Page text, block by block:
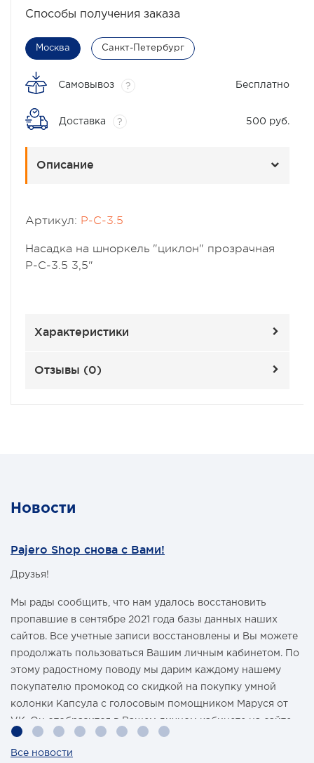
Способы получения заказа
Москва Санкт-Петербург
Самовывоз ? Бесплатно
Доставка ? 500 руб.
Описание
Артикул: P-C-3.5
Насадка на шноркель "циклон" прозрачная
P-C-3.5 3,5"
Характеристики
Отзывы (0)
Новости
Pajero Shop снова с Вами!
Друзья!
Мы рады сообщить, что нам удалось восстановить
пропавшие в сентябре 2021 года базы данных наших
сайтов. Все учетные записи восстановлены и Вы можете
продолжать пользоваться Вашим личным кабинетом. По
этому радостному поводу мы дарим каждому нашему
покупателю промокод со скидкой на покупку умной
колонки Капсула с голосовым помощником Маруся от
VK. Он отобразится в Вашем личном кабинете на сайте
магазина Pajero Shop 14 февраля.
Все новости